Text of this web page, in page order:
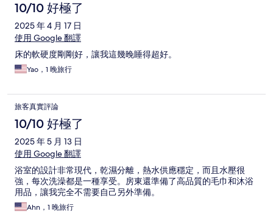
10/10 好極了
2025 年 4 月 17 日
使用 Google 翻譯
床的軟硬度剛剛好，讓我這幾晚睡得超好。
Yao，1 晚旅行
旅客真實評論
10/10 好極了
2025 年 5 月 13 日
使用 Google 翻譯
浴室的設計非常現代，乾濕分離，熱水供應穩定，而且水壓很
強，每次洗澡都是一種享受。房東還準備了高品質的毛巾和沐浴
用品，讓我完全不需要自己另外準備。
Ahn，1 晚旅行